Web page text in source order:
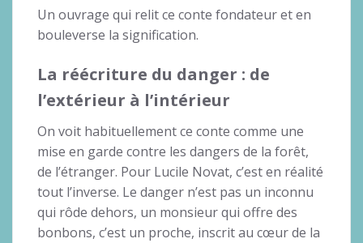
Un ouvrage qui relit ce conte fondateur et en
bouleverse la signification.
La réécriture du danger : de
l’extérieur à l’intérieur
On voit habituellement ce conte comme une
mise en garde contre les dangers de la forêt,
de l’étranger. Pour Lucile Novat, c’est en réalité
tout l’inverse. Le danger n’est pas un inconnu
qui rôde dehors, un monsieur qui offre des
bonbons, c’est un proche, inscrit au cœur de la